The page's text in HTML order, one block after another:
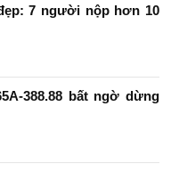
7 người nộp hơn 10
388.88 bất ngờ dừng